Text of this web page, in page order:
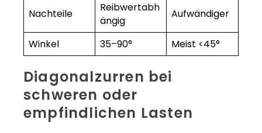
Nachteile
Reibwertabh
ängig
Aufwändiger
Winkel 35–90° Meist <45°
Diagonalzurren bei
schweren oder
empfindlichen Lasten